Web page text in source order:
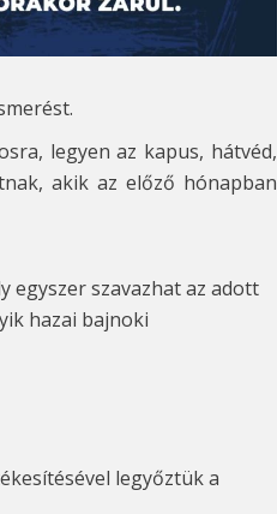
legyen az kapus, hátvéd,
akik az előző hónapban
egyszer szavazhat az adott
hazai bajnoki
legyőztük a